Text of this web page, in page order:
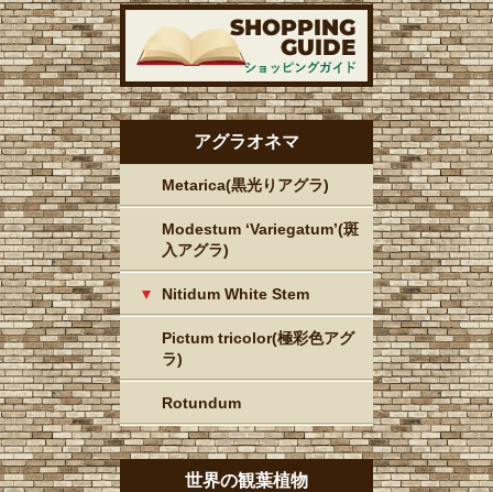
アグラオネマ
Metarica(黒光りアグラ)
Modestum ‘Variegatum’(斑
入アグラ)
Nitidum White Stem
Pictum tricolor(極彩色アグ
ラ)
Rotundum
世界の観葉植物